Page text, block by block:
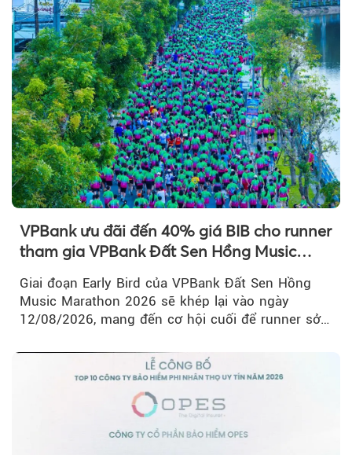
VPBank ưu đãi đến 40% giá BIB cho runner
tham gia VPBank Đất Sen Hồng Music
Giai đoạn Early Bird của VPBank Đất Sen Hồng
Music Marathon 2026 sẽ khép lại vào ngày
12/08/2026, mang đến cơ hội cuối để runner sở